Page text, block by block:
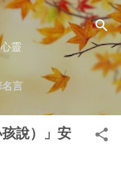
靈
名言
孩說）」安